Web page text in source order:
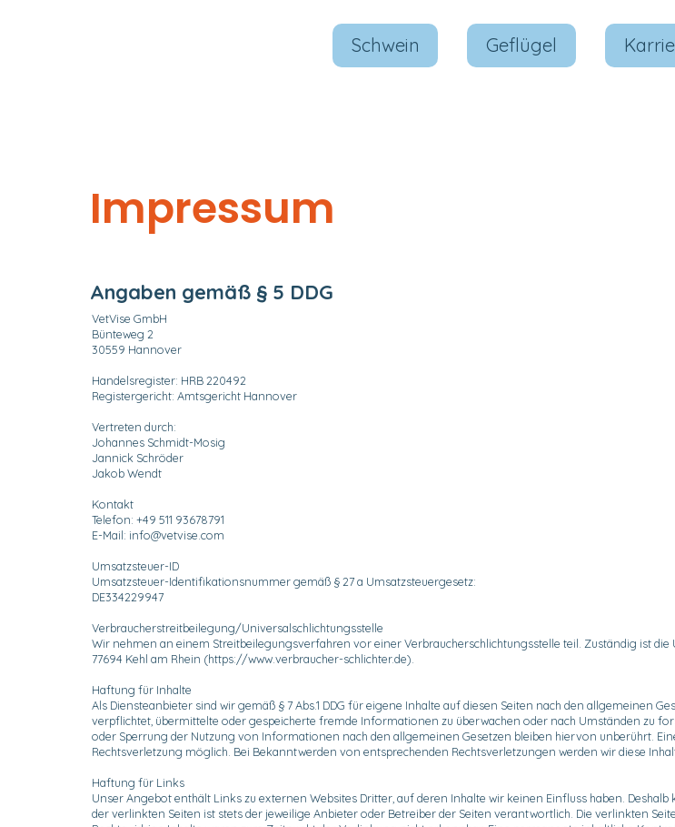
Schwein Geflügel
Impressum
Angaben gemäß § 5 DDG
VetVise GmbH
Bünteweg 2
30559 Hannover
Handelsregister: HRB 220492
Registergericht: Amtsgericht Hannover
Vertreten durch:
Johannes Schmidt-Mosig
Jannick Schröder
Jakob Wendt
Kontakt
Telefon: +49 511 93678791
E-Mail: info@vetvise.com
Umsatzsteuer-ID
Umsatzsteuer-Identifikationsnummer gemäß § 27 a Umsatzsteuergesetz:
DE334229947
Verbraucherstreitbeilegung/Universalschlichtungsstelle
Wir nehmen an einem Streitbeilegungsverfahren vor einer Verbraucherschlichtungsstelle teil. Zuständig ist die
77694 Kehl am Rhein (https://www.verbraucher-schlichter.de).
Haftung für Inhalte
Als Diensteanbieter sind wir gemäß § 7 Abs.1 DDG für eigene Inhalte auf diesen Seiten nach den allgemeinen
verpflichtet, übermittelte oder gespeicherte fremde Informationen zu überwachen oder nach Umständen zu
oder Sperrung der Nutzung von Informationen nach den allgemeinen Gesetzen bleiben hiervon unberührt.
Rechtsverletzung möglich. Bei Bekanntwerden von entsprechenden Rechtsverletzungen werden wir diese
Haftung für Links
Unser Angebot enthält Links zu externen Websites Dritter, auf deren Inhalte wir keinen Einfluss haben.
der verlinkten Seiten ist stets der jeweilige Anbieter oder Betreiber der Seiten verantwortlich. Die verlinkten